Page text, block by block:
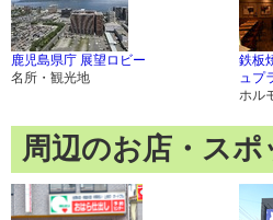
鹿児島県庁 展望ロビー
名所・観光地
鉄板
ュプ
ホル
周辺のお店・スポ